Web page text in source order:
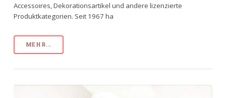
Accessoires, Dekorationsartikel und andere lizenzierte
Produktkategorien. Seit 1967 ha
MEHR...